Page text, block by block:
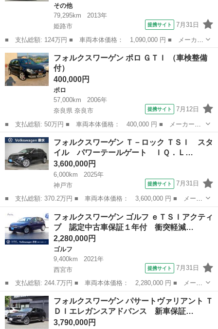
その他
79,295km
2013年
姫路市
提携サイト 7月31日
■ 支払総額: 124万円 ■ 車両本体価格： 1,090,000 円 ■ メーカー
名： フォルクスワーゲン ■ 車種名： シロッコ ■ グレード
名： Ｒライン ／禁煙車／ターボ／天張り張替済み／パドルシフト
／Ｗｅｄｓ Ｍ...
兵庫 姫路市 その他
フォルクスワーゲン ポロ ＧＴＩ （車検整備
付）
400,000円
ポロ
57,000km
2006年
奈良県 奈良市
提携サイト 7月12日
■ 支払総額: 50万円 ■ 車両本体価格： 400,000 円 ■ メーカー
名： フォルクスワーゲン ■ 車種名： ポロ ■ グレード名： Ｇ
ＴＩ ■ 排気量： 1800cc ■ ドア枚数： 5D ■ ミッション：
MT...
奈良 奈良市
フォルクスワーゲン Ｔ－ロック ＴＳＩ スタ
イル パワーテールゲート ＩＱ．Ｌ…
3,600,000円
6,000km
2025年
神戸市
提携サイト 7月31日
■ 支払総額: 370.2万円 ■ 車両本体価格： 3,600,000 円 ■ メーカ
ー名： フォルクスワーゲン ■ 車種名： Ｔ－ロック ■ グレード
名： ＴＳＩ スタイル パワーテールゲート ＩＱ．ＬＩＧＨＴ
レーンキ...
神戸市 フォルクスワーゲン
フォルクスワーゲン ゴルフ ｅＴＳＩアクティ
ブ 認定中古車保証１年付 衝突軽減…
2,280,000円
ゴルフ
9,400km
2021年
西宮市
提携サイト 7月31日
■ 支払総額: 244.7万円 ■ 車両本体価格： 2,280,000 円 ■ メーカ
ー名： フォルクスワーゲン ■ 車種名： ゴルフ ■ グレード
名： ｅＴＳＩアクティブ 認定中古車保証１年付 衝突軽減ブレー
キ ＩＱライ...
兵庫 西宮市 ゴルフ
フォルクスワーゲン パサートヴァリアント Ｔ
ＤＩエレガンスアドバンス 新車保証…
3,790,000円